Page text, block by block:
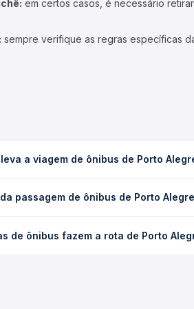
em certos casos, é necessário
sempre verifique as regras específicas
a viagem de ônibus de Porto
e as condições de tráfego. Na Quero
passagem de ônibus de Porto
da compra. Na Quero
de ônibus fazem a rota de Porto